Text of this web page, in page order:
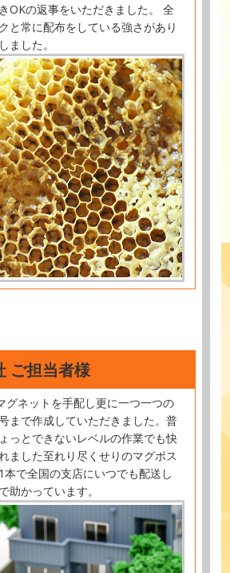
OKの返事をいただきました。 全
と常に配布をしている強さがあり
ました。
ご担当者様
グネットを手配し更に一つ一つの
まで作成していただきました。普
っとできないレベルの作業でも快
ました至れり尽くせりのマグポス
本で全国の支店にいつでも配送し
助かっています。